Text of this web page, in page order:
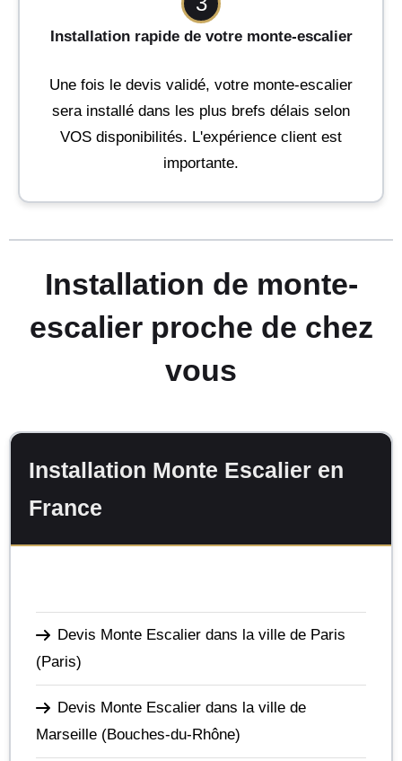
Installation rapide de votre monte-escalier
Une fois le devis validé, votre monte-escalier
sera installé dans les plus brefs délais selon
VOS disponibilités. L'expérience client est
importante.
Installation de monte-
escalier proche de chez
vous
Installation Monte Escalier en
France
Devis Monte Escalier dans la ville de Paris
(Paris)
Devis Monte Escalier dans la ville de
Marseille (Bouches-du-Rhône)